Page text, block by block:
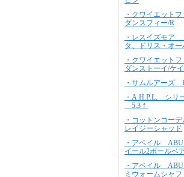
・クワイエット
ダンスフィー/R
・レスイズモア
タ、ドリス・オー
・クワイエット
ダンストーイ/ケ
・サムルアーズ
・A.H.P.L. シリ
5.3ｆ
・コットンコー
レイジーシャッド
・アベイル ABU
イール2ボールベ
・アベイル ABU
ミウォームシャ